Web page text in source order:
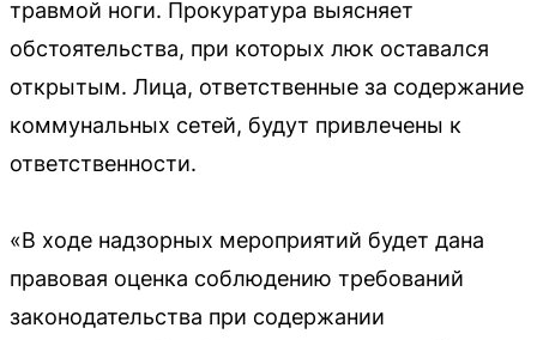
травмой ноги. Прокуратура выясняет
обстоятельства, при которых люк оставался
открытым. Лица, ответственные за содержание
коммунальных сетей, будут привлечены к
ответственности.
«В ходе надзорных мероприятий будет дана
правовая оценка соблюдению требований
законодательства при содержании